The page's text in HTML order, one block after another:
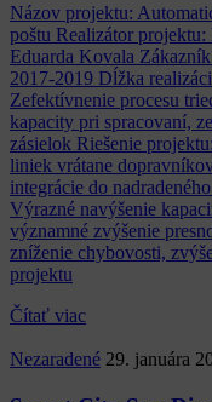
Názov projektu:
poštu Realizátor
Eduarda Kovala
2017-2019 Dĺžka
Zefektívnenie procesu
kapacity pri spracovaní,
zásielok Riešenie
liniek vrátane
integrácie do
Výrazné navýšenie
významné zvýšenie
zníženie chybovosti,
projektu
Čítať viac